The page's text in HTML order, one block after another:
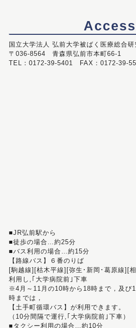
Access
国立大学法人 弘前大学被ばく医療総合研
〒036-8564 青森県弘前市本町66-1
TEL：0172-39-5401 FAX：0172-39-
■JR弘前駅から
■徒歩の場合…約25分
■バス利用の場合…約15分
【路線バス】６番のりば
[駒越線][枯木平線][弥生･新岡･葛原線][
利用し,｢大学病院前｣下車
※4月～11月の10時から18時まで，及び
時までは，
【土手町循環バス】が利用できます。
（10分間隔で運行,｢大学病院前｣下車）
■タクシー利用の場合…約10分